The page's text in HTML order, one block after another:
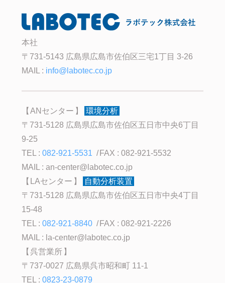
本社
〒731-5143 広島県広島市佐伯区三宅1丁目 3-26
MAIL : info@labotec.co.jp
ANセンター
環境分析
〒731-5128 広島県広島市佐伯区五日市中央6丁目
9-25
TEL :082-921-5531
FAX : 082-921-5532
MAIL :an-center@labotec.co.jp
LAセンター
自動分析装置
〒731-5128 広島県広島市佐伯区五日市中央4丁目
15-48
TEL :082-921-8840
FAX : 082-921-2226
MAIL : la-center@labotec.co.jp
呉営業所
〒737-0027 広島県呉市昭和町 11-1
TEL :0823-23-0879